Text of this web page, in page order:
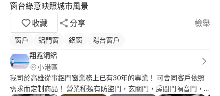
窗台綠意映照城市風景
收藏
分享 檢舉
窗戶 鋁門窗 鋁窗
陽台窗戶
翔鑫鋼鋁
小港區
我司於高雄從事鋁門窗業務上已有30年的專業！ 可會同客戶依照
需求而定制商品！ 營業種類有防盜門，玄關門，房間門隔音門，